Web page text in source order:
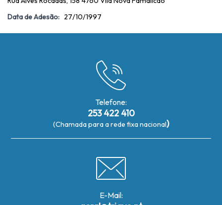
Data de Adesão: 27/10/1997
Telefone:
253 422 410
(Chamada para a rede fixa nacional)
E-Mail: